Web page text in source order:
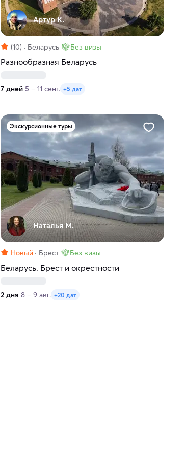
Артур К.
(10) Беларусь Без визы
Разнообразная Беларусь
7 дней 5 – 11 сент. +5 дат
Экскурсионные туры
Наталья М.
Новый Брест Без визы
Беларусь. Брест и окрестности
2 дня 8 – 9 авг. +20 дат